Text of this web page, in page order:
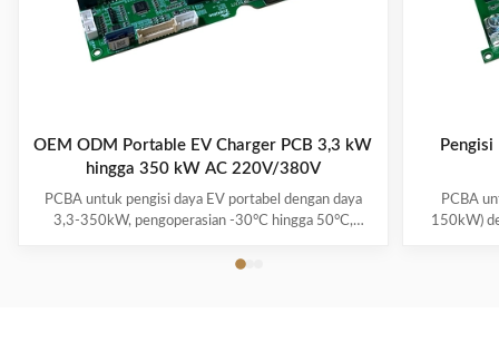
OEM ODM Portable EV Charger PCB 3,3 kW
hingga 350 kW AC 220V/380V
PCBA untuk pengisi daya EV portabel dengan daya
3,3-350kW, pengoperasian -30°C hingga 50°C,
Mendukung semua model EV utama dengan
PCBA
150kW)